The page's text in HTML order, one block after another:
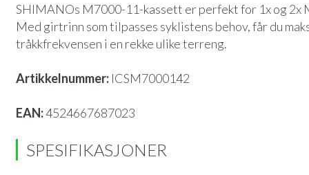
SHIMANOs M7000-11-kassett er perfekt for 1x og 2x
Med girtrinn som tilpasses syklistens behov, får du
tråkkfrekvensen i en rekke ulike terreng.
Artikkelnummer:ICSM7000142
EAN:4524667687023
SPESIFIKASJONER